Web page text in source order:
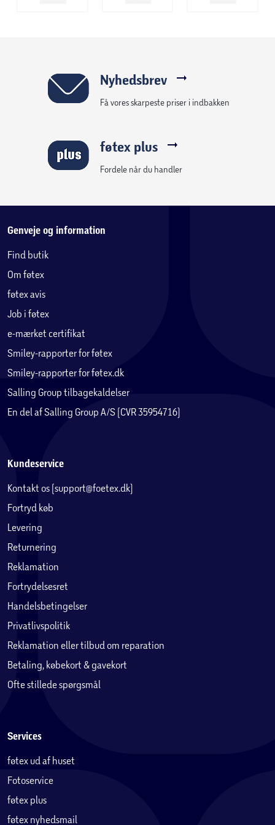
Hos Tvilum er vi specialister i at skabe møbler, der
kombinerer skandinavisk design med praktisk
stilfulde møbler med et omfattende sortiment til stue,
soveværelse, hjemmekontor og meget mere. Hvert møbel
Specifikationer:
Maksimal belastning skuffer:
Maksimal belastning topplade:
Inkluderet:Lædergreb og knopgreb i metal
Nyhedsbrev
Få vores skarpeste priser i indbakken
føtex plus
Fordele når du handler
Genveje og information
Find butik
Om føtex
føtex avis
Job i føtex
e-mærket certifikat
Smiley-rapporter for føtex
Smiley-rapporter for føtex.dk
Salling Group tilbagekaldelser
En del af Salling Group A/S (CVR 35954716)
Kundeservice
Kontakt os (support@foetex.dk)
Fortryd køb
Levering
Returnering
Reklamation
Fortrydelsesret
Handelsbetingelser
Privatlivspolitik
Reklamation eller tilbud om reparation
Betaling, købekort & gavekort
Ofte stillede spørgsmål
Services
føtex ud af huset
Fotoservice
føtex plus
føtex nyhedsmail